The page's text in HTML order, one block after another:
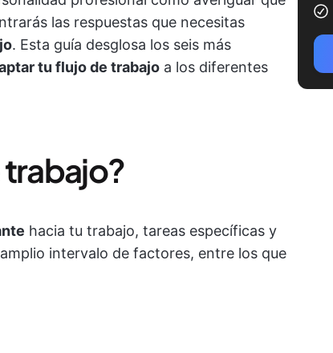
las respuestas que necesitas
. Esta guía desglosa los seis más
tu flujo de trabajo a los diferentes
trabajo?
hacia tu trabajo, tareas específicas y
intervalo de factores, entre los que